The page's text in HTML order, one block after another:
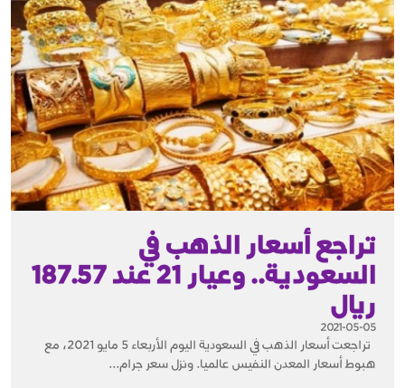
تراجع أسعار الذهب في
السعودية.. وعيار 21 عند 187.57
ريال
2021-05-05
تراجعت أسعار الذهب في السعودية اليوم الأربعاء 5 مايو 2021، مع
هبوط أسعار المعدن النفيس عالميا. ونزل سعر جرام...